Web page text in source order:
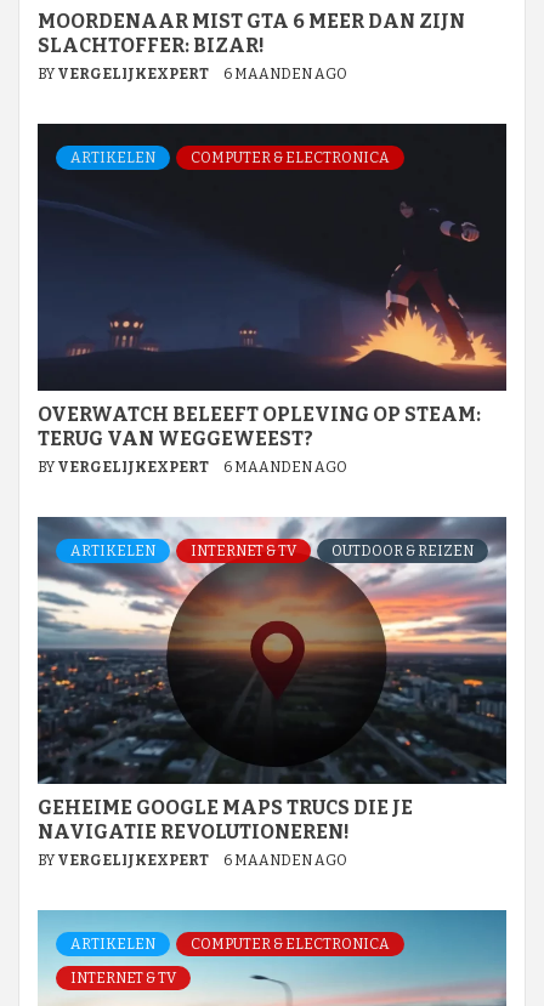
MOORDENAAR MIST GTA 6 MEER DAN ZIJN
SLACHTOFFER: BIZAR!
BY VERGELIJKEXPERT 6 MAANDEN AGO
ARTIKELEN COMPUTER & ELECTRONICA
OVERWATCH BELEEFT OPLEVING OP STEAM:
TERUG VAN WEGGEWEEST?
BY VERGELIJKEXPERT 6 MAANDEN AGO
ARTIKELEN INTERNET & TV OUTDOOR & REIZEN
GEHEIME GOOGLE MAPS TRUCS DIE JE
NAVIGATIE REVOLUTIONEREN!
BY VERGELIJKEXPERT 6 MAANDEN AGO
ARTIKELEN
COMPUTER & ELECTRONICA
INTERNET & TV